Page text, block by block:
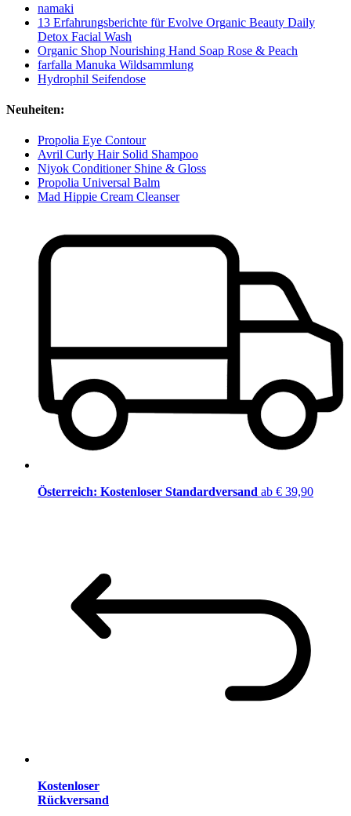
namaki
13 Erfahrungsberichte für Evolve Organic Beauty Daily
Detox Facial Wash
Organic Shop Nourishing Hand Soap Rose & Peach
farfalla Manuka Wildsammlung
Hydrophil Seifendose
Neuheiten:
Propolia Eye Contour
Avril Curly Hair Solid Shampoo
Niyok Conditioner Shine & Gloss
Propolia Universal Balm
Mad Hippie Cream Cleanser
Österreich: Kostenloser Standardversand ab € 39,90
Kostenloser
Rückversand